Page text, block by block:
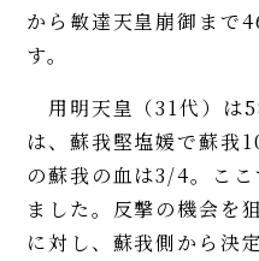
から敏達天皇崩御まで
す。
用明天皇（31代）は
は、蘇我堅塩媛で蘇我
の蘇我の血は3/4。こ
ました。反撃の機会を
に対し、蘇我側から決